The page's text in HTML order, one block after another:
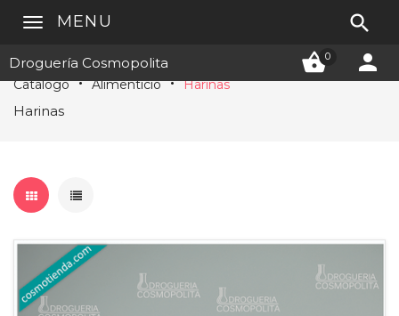
Droguería Cosmopolita 0 
MENU 
Catálogo Alimenticio Harinas
Harinas